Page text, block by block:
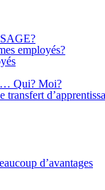
employés?
Qui? Moi?
d’avantages